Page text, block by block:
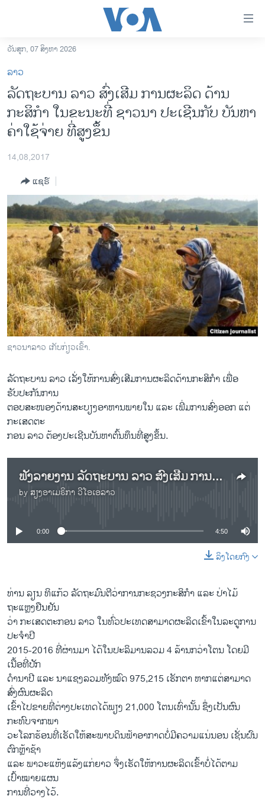
ເຂົ້າ
ຫາ
ຂ້າມ
ຂ້າມ
ຂ້າມ
ໄປ
ຫາ
ຊອກ
ລາວ
ອາເມຣິກາ
ການເລືອກຕັ້ງ ປະທານາທີບໍດີ ສະຫະລັດ 2024
ອິດສະຫຼະພາບດ້ານການຂ່າວ
ຊີວິດຊາວລາວ
ຊຸມຊົນຊາວລາວ
ວິທະຍາສາດ-ເທັກໂນໂລຈີ
ທຸລະກິດ
ພາສາອັງກິດ
ວີດີໂອ
ລາຍການກະຈາຍສຽງ
ລາຍງານ
ຕິດຕາມພວກເຮົາ ທີ່
ວັນສຸກ, 07 ສິງຫາ 2026
ລາວ
ລັດຖະບານ ລາວ ສົ່ງເສີມ ການຜະລິດ ດ້ານ
ກະສິກຳ ໃນຂະນະທີ່ ຊາວນາ ປະເຊີນກັບ ບັນຫາ
ຄ່າໃຊ້ຈ່າຍ ທີ່ສູງຂຶ້ນ
14,08,2017
ແຊຣ໌
ຊາວນາລາວ ເກັບກ່ຽວເຂົ້າ.
ລັດຖະບານ ລາວ ເລັ່ງໃຫ້ການສົ່ງເສີມການຜະລິດດ້ານກະສິກຳ ເພື່ອ
ຮັບປະກັນການ
ຕອບສະໜອງດ້ານສະບຽງອາຫານພາຍໃນ ແລະ ເພີ່ມການສົ່ງອອກ ແຕ່
ກະເສດຕະ
ກອນ ລາວ ຕ້ອງປະເຊີນບັນຫາຕົ້ນທຶນທີ່ສູງຂຶ້ນ.
ຟັງລາຍງານ ລັດຖະບານ ລາວ ສົ່ງເສີມ ການຜະລິດ ດ້ານກະສິກຳ ໃນຂະນະທີ່ ຊາວນາ ປະເຊີນກັບ ບັນຫາຄ່າໃຊ້ຈ່າຍ ທີ່ສູງຂຶ້ນ
by ສຽງອາເມຣິກາ ວີໂອເອລາວ
No media source currently available
0:00 4:50
ລິງໂດຍກົງ
ທ່ານ ລຽນ ທິແກ້ວ ລັດຖະມົນຕີວ່າການກະຊວງກະສິກຳ ແລະ ປ່າໄມ້
ຖະແຫຼງຢືນຢັນ
ວ່າ ກະເສດຕະກອນ ລາວ ໃນທົ່ວປະເທດສາມາດຜະລິດເຂົ້າໃນລະດູການ
ປະຈຳປີ
2015-2016 ທີ່ຜ່ານມາ ໄດ້ໃນປະລິມານລວມ 4 ລ້ານກວ່າໂຕນ ໂດຍມີ
ເນື້ອທີ່ປັກ
ດຳນາປີ ແລະ ນາແຊງລວມທັງໝົດ 975,215 ເຮັກຕາ ຫາກແຕ່ສາມາດ
ສົ່ງຜົນຜະລິດ
ເຂົ້າໄປຂາຍທີ່ຕ່າງປະເທດໄດ້ພຽງ 21,000 ໂຕນເທົ່ານັ້ນ ຊຶ່ງເປັນຜົນ
ກະທົບຈາກພາ
ວະໂລກຮ້ອນທີ່ເຮັດໃຫ້ສະພາບດິນຟ້າອາກາດບໍ່ມີຄວາມແນ່ນອນ ເຊັ່ນຝົນ
ຕົກຫຼ້າຊ້າ
ແລະ ພາວະແຫ້ງແລ້ງແກ່ຍາວ ຈຶ່ງເຮັດໃຫ້ການຜະລິດເຂົ້າບໍ່ໄດ້ຕາມ
ເປົ້າໝາຍແຜນ
ການທີ່ວາງໄວ້.